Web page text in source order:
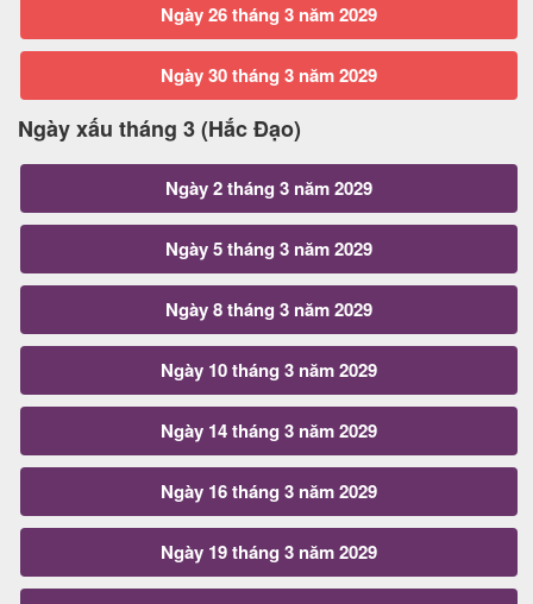
Ngày 26 tháng 3 năm 2029
Ngày 30 tháng 3 năm 2029
Ngày xấu tháng 3 (Hắc Đạo)
Ngày 2 tháng 3 năm 2029
Ngày 5 tháng 3 năm 2029
Ngày 8 tháng 3 năm 2029
Ngày 10 tháng 3 năm 2029
Ngày 14 tháng 3 năm 2029
Ngày 16 tháng 3 năm 2029
Ngày 19 tháng 3 năm 2029